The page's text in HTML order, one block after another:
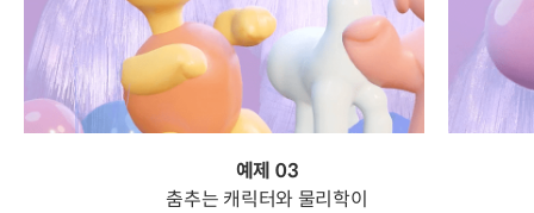
예제 03
춤추는 캐릭터와 물리학이